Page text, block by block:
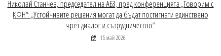
Николай Станчев, председател на АБЗ, пред конференцията „Говорим с
КФН“: „Устойчивите решения могат да бъдат постигнати единствено
чрез диалог и сътрудничество“
15 май 2026